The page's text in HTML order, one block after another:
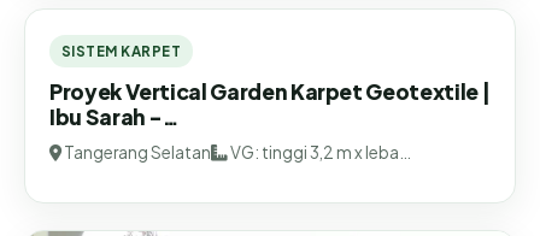
Proyek Vertical Garden Karpet Geotextile |
Ibu Tisa - …